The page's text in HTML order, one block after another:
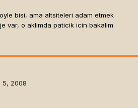
bisi, ama altsiteleri adam etmek
var, o aklimda paticik icin bakalim
5, 2008